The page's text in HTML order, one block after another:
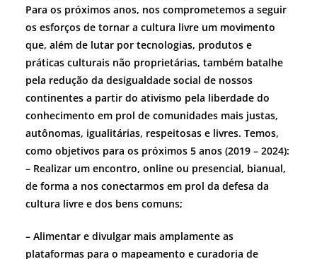
Para os próximos anos, nos comprometemos a seguir
os esforços de tornar a cultura livre um movimento
que, além de lutar por tecnologias, produtos e
práticas culturais não proprietárias, também batalhe
pela redução da desigualdade social de nossos
continentes a partir do ativismo pela liberdade do
conhecimento em prol de comunidades mais justas,
autônomas, igualitárias, respeitosas e livres. Temos,
como objetivos para os próximos 5 anos (2019 – 2024):
– Realizar um encontro, online ou presencial, bianual,
de forma a nos conectarmos em prol da defesa da
cultura livre e dos bens comuns;
– Alimentar e divulgar mais amplamente as
plataformas para o mapeamento e curadoria de